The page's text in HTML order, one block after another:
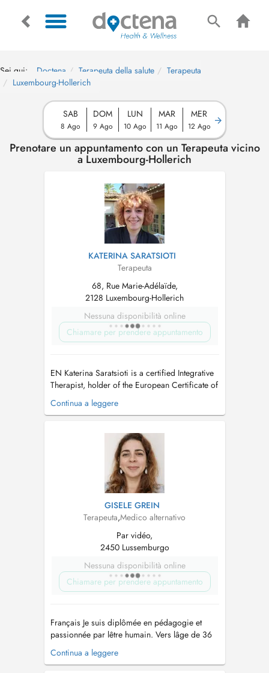
Sei qui: Doctena Terapeuta della salute
Terapeuta
Luxembourg-Hollerich
SAB
8 Ago
DOM
9 Ago
LUN
10 Ago
MAR
11 Ago
MER
12 Ago
Prenotare un appuntamento con un Terapeuta vicino
a Luxembourg-Hollerich
KATERINA SARATSIOTI
Terapeuta
68, Rue Marie-Adélaïde,
2128 Luxembourg-Hollerich
Nessuna disponibilità online
Chiamare per prendere appuntamento
EN Katerina Saratsioti is a certified Integrative
Therapist, holder of the European Certificate of
Psychotherapy (ECP) and the Diploma in
Integrative Counselling (COSCA). She is a
Psychotherapy (EAP). She is certified in
Developmental and Complex Trauma T...
Continua a leggere
GISELE GREIN
Terapeuta,Medico alternativo
Par vidéo,
2450 Lussemburgo
Nessuna disponibilità online
Chiamare per prendere appuntamento
Français Je suis diplômée en pédagogie et
passionnée par lêtre humain. Vers lâge de 36
ans, jai découvert la thérapie comme un
chemin de connaissance de soi, dexpansion
Continua a leggere